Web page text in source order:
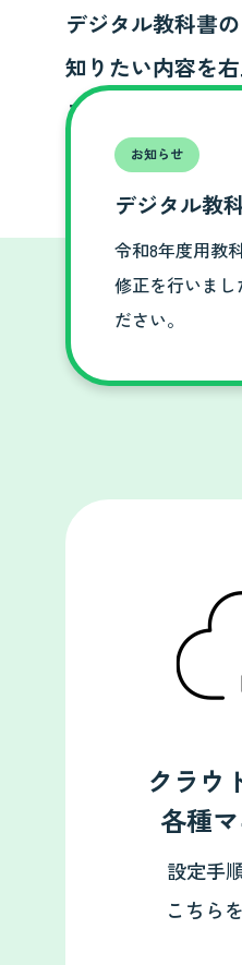
デジタル教科書
知りたい内容を
スクロールする
お知らせ
デジタル教
令和8年度用教
修正を行いま
ださい。
クラウ
各種
設定手
こちら